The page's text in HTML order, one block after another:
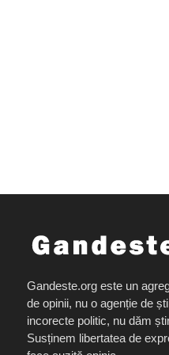
Gandeste.org este un
de opinii, nu o agenție de
incorecte politic, nu dăm
Susținem libertatea de